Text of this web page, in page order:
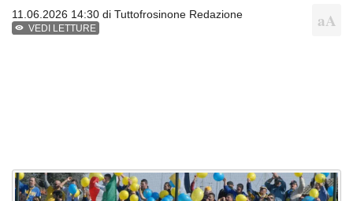
11.06.2026 14:30 di Tuttofrosinone Redazione
VEDI LETTURE